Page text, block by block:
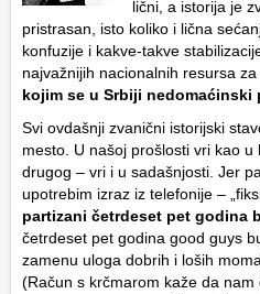
lični, a istorija je
pristrasan, isto koliko i lična
konfuzije i kakve-takve
najvažnijih nacionalnih resursa za
kojim se u Srbiji nedomaćinski
Svi ovdašnji zvanični istorijski
mesto. U našoj prošlosti vri kao
drugog – vri i u sadašnjosti. Jer
upotrebim izraz iz telefonije –
partizani četrdeset pet godina
četrdeset pet godina good guys
zamenu uloga dobrih i loših
(Račun s krčmarom kaže da